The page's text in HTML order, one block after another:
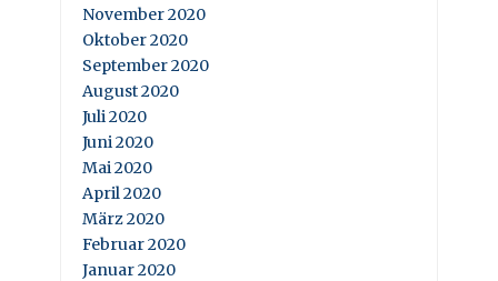
November 2020
Oktober 2020
September 2020
August 2020
Juli 2020
Juni 2020
Mai 2020
April 2020
März 2020
Februar 2020
Januar 2020